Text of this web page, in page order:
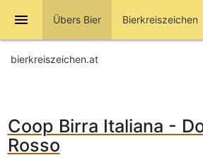
menu Übers Bier Bierkreiszeichen
bierkreiszeichen.at
Coop Birra Italiana -
Rosso